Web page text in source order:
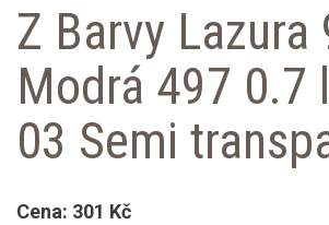
Z Barvy Lazura
Modrá 497 0.7
03 Semi
Cena: 301 Kč